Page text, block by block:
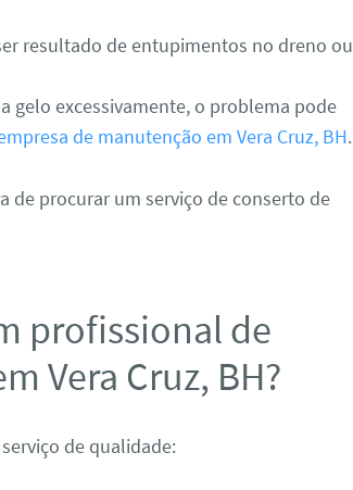
resultado de entupimentos no dreno ou
gelo excessivamente, o problema pode
de manutenção em Vera Cruz, BH.
de procurar um serviço de conserto de
profissional de
Vera Cruz, BH?
de qualidade: